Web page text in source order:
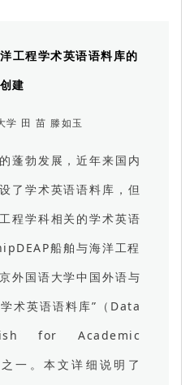
工程学术英语语料库的
创建
学 田 苗 滕如玉
蓬勃发展，近年来国内
了学术英语语料库，但
程学科相关的学术英语
船舶与海洋工程
外国语大学中国外语与
术英语语料库”（Data
for Academic
一。本文详细说明了